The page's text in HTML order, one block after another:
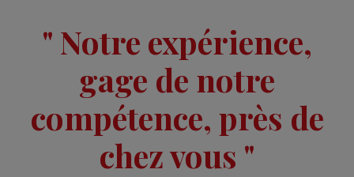
" Notre expérience,
gage de notre
compétence, près de
chez vous "